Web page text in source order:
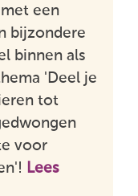
een
bijzondere
binnen als
'Deel je
tot
voor
Lees